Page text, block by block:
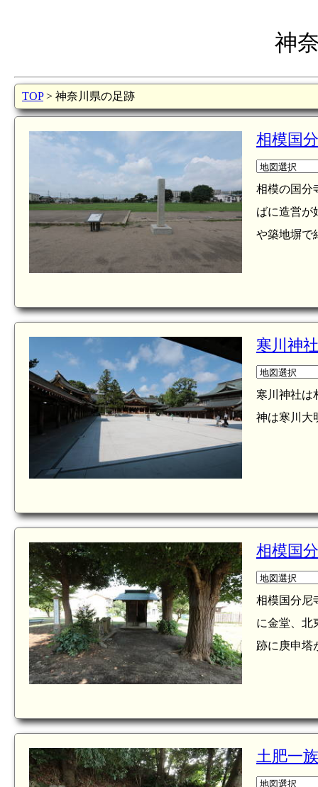
神
TOP> 神奈川県の足跡
相模国
相模の国分
ばに造営が
や築地塀で
寒川神社
寒川神社は
神は寒川大
相模国
相模国分尼
に金堂、北
跡に庚申塔
土肥一